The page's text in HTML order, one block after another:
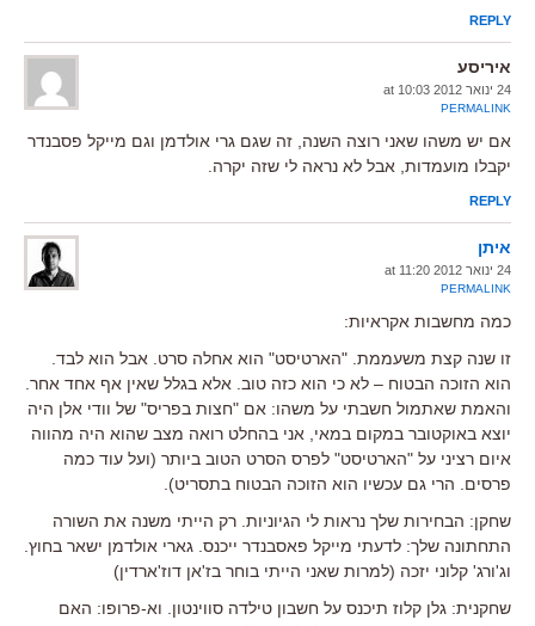
REPLY
איריסע
24 ינואר 2012 at 10:03
PERMALINK
אם יש משהו שאני רוצה השנה, זה שגם גרי אולדמן וגם מייקל פסבנדר
יקבלו מועמדות, אבל לא נראה לי שזה יקרה.
REPLY
איתן
24 ינואר 2012 at 11:20
PERMALINK
כמה מחשבות אקראיות:
זו שנה קצת משעממת. "הארטיסט" הוא אחלה סרט. אבל הוא לבד.
הוא הזוכה הבטוח – לא כי הוא כזה טוב. אלא בגלל שאין אף אחד אחר.
והאמת שאתמול חשבתי על משהו: אם "חצות בפריס" של וודי אלן היה
יוצא באוקטובר במקום במאי, אני בהחלט רואה מצב שהוא היה מהווה
איום רציני על "הארטיסט" לפרס הסרט הטוב ביותר (ועל עוד כמה
פרסים. הרי גם עכשיו הוא הזוכה הבטוח בתסריט).
שחקן: הבחירות שלך נראות לי הגיוניות. רק הייתי משנה את השורה
התחתונה שלך: לדעתי מייקל פאסבנדר ייכנס. גארי אולדמן ישאר בחוץ.
וג'ורג' קלוני יזכה (למרות שאני הייתי בוחר בז'אן דוז'ארדין)
שחקנית: גלן קלוז תיכנס על חשבון טילדה סווינטון. וא-פרופו: האם